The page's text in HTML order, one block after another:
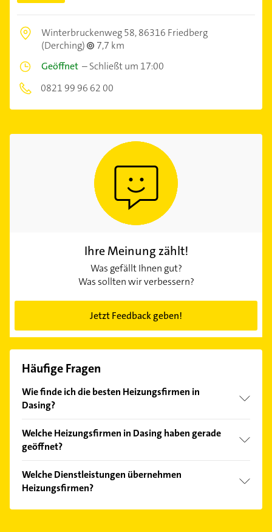
Winterbruckenweg 58,86316 Friedberg
(Derching)
7,7 km
Geöffnet –Schließt um 17:00
0821 99 96 62 00
Ihre Meinung zählt!
Was gefällt Ihnen gut?
Was sollten wir verbessern?
Jetzt Feedback geben!
Häufige Fragen
Wie finde ich die besten Heizungsfirmen in
Dasing?
Kundenmeinungen und profitieren Sie von den
Empfehlungen. Die Suchergebnisse können Sie sich
Welche Heizungsfirmen in Dasing haben gerade
geöffnet?
Bitte beachten Sie, dass diese an Sonn- und
Feiertagen abweichen können.
Welche Dienstleistungen übernehmen
Heizungsfirmen?
Folgende Leistungen werden angeboten: Heizung,